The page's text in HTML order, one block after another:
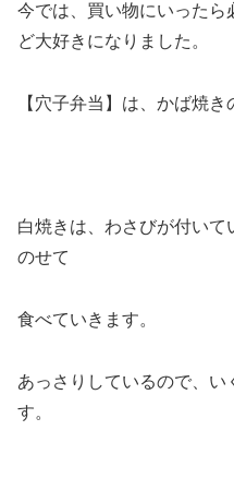
今では、買い物にいったら
ど大好きになりました。
【穴子弁当】は、かば焼
白焼きは、わさびが付いて
のせて
食べていきます。
あっさりしているので、い
す。